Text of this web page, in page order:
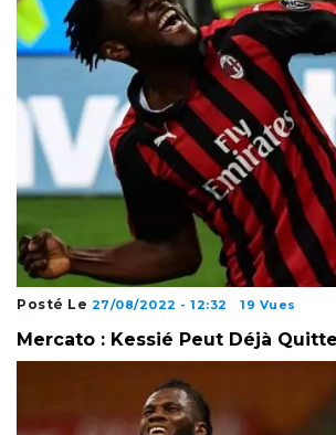
Posté Le 27/08/2022 - 12:32 19 Vues
Mercato : Kessié Peut Déjà